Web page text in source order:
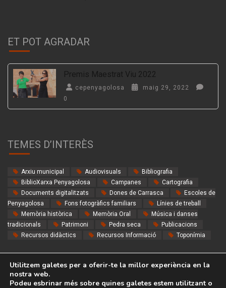
ET POT AGRADAR
Premis Maestrat Viu 2022
cepenyagolosa
maig 29, 2022
0
TEMES D’INTERÈS
Arxiu municipal Audiovisuals
Bibliografia
BiblioXarxa Penyagolosa
Campanes
Cartografia
Documents digitalitzats
Dones de Carrasca
Escoles de
Penyagolosa
Fons fotogràfics familiars
Línies de treball
Memòria històrica
Memòria Oral
Música i danses
tradicionals
Patrimoni Pedra seca
Publicacions
Recursos didàctics
Recursos Informació Toponímia
Utilitzem galetes per a oferir-te la millor experiència en la
nostra web.
Podeu esbrinar més sobre quines galetes estem utilitzant o